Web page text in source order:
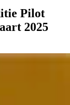
Pilot
2025